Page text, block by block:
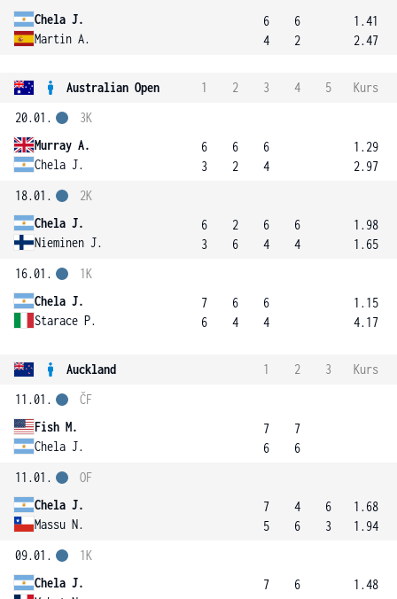
Chela J.
Martin A.
6
4
6
2
1.41
2.47
Australian Open 1 2 3 4 5
Kurs
20.01.
Murray A.
Chela J.
3K
6
3
6
2
6
4
1.29
2.97
18.01.
Chela J.
Nieminen J.
2K
6
3
2
6
6
4
6
4
1.98
1.65
16.01.
Chela J.
Starace P.
1K
7
6
6
4
6
4
1.15
4.17
Auckland 1 2 3
Kurs
11.01.
Fish M.
Chela J.
ČF
7
6
7
6
11.01.
Chela J.
Massu N.
OF
7
5
4
6
6
3
1.68
1.94
09.01.
Chela J.
1K
7
6
1.48